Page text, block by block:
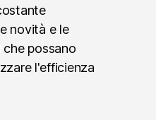
novità e le
possano
l'efficienza